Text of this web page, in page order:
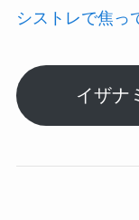
シストレで焦っ
イザナ